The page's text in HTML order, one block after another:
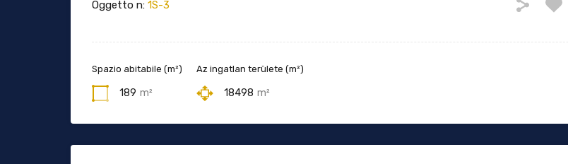
Oggetto n: 1S-3
Spazio abitabile (m²)
189 m²
Az ingatlan területe (m²)
18498 m²